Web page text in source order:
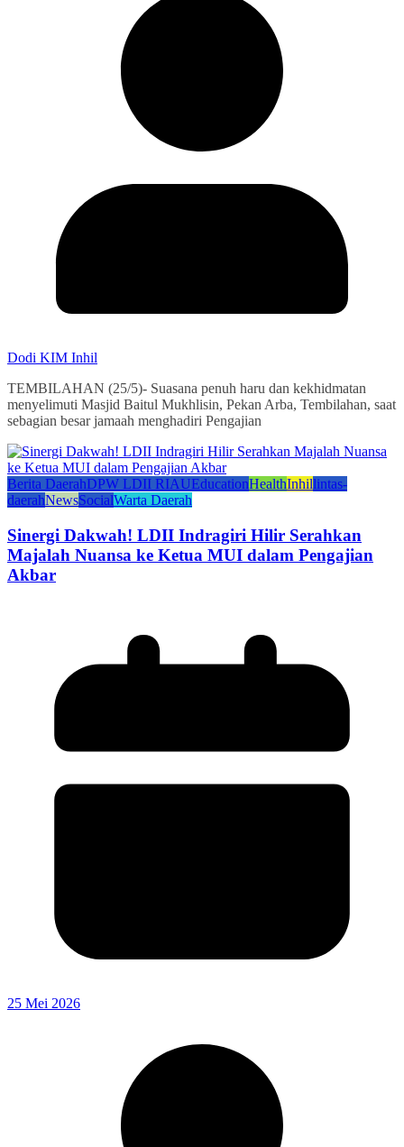
Dodi KIM Inhil
TEMBILAHAN (25/5)- Suasana penuh haru dan kekhidmatan
menyelimuti Masjid Baitul Mukhlisin, Pekan Arba, Tembilahan, saat
sebagian besar jamaah menghadiri Pengajian
Berita DaerahDPW LDII RIAUEducationHealthInhillintas-
daerahNewsSocialWarta Daerah
Sinergi Dakwah! LDII Indragiri Hilir Serahkan
Majalah Nuansa ke Ketua MUI dalam Pengajian
Akbar
25 Mei 2026